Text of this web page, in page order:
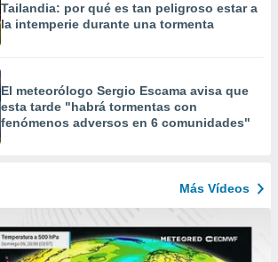
Tailandia: por qué es tan peligroso estar a
la intemperie durante una tormenta
El meteorólogo Sergio Escama avisa que
esta tarde "habrá tormentas con
fenómenos adversos en 6 comunidades"
Más Vídeos